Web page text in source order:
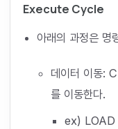
Execute Cycle
아래의 과정은 명
데이터 이동:
를 이동한다.
ex)